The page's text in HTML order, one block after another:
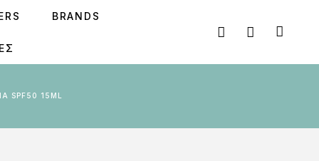
BRANDS
SPF50 15ML